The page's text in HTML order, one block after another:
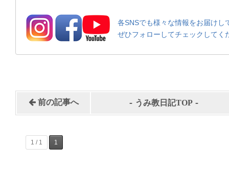
各SNSでも様々な情報をお届けし
ぜひフォローしてチェックしてく
前の記事へ - うみ教日記TOP -
1 / 1 1